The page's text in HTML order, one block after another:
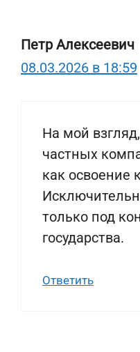
Петр Алексеевич
08.03.2026 в 18:59
На мой
частных
как освоение
только под
государства.
Ответить